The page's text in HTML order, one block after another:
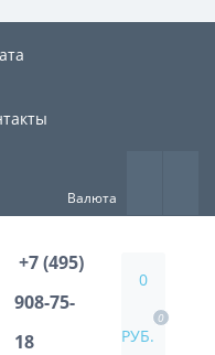
×
Валюта
+7 (495)
908-75-
18
0
РУБ.
0